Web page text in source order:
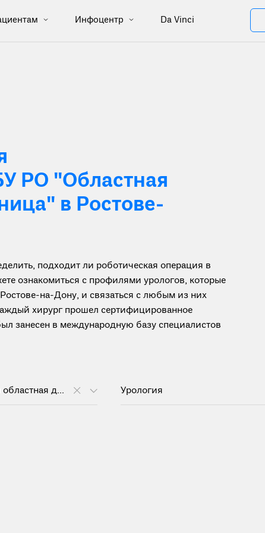
Инфоцентр Da Vinci
РО "Областная
в Ростове-
подходит ли роботическая операция в
ознакомиться с профилями урологов, которые
на-Дону, и связаться с любым из них
хирург прошел сертифицированное
занесен в международную базу специалистов
ГБУ "Ростовская областная детская клиническая больница" Урология